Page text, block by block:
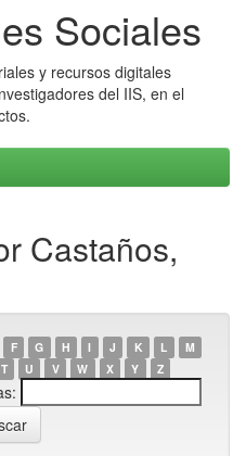
Sociales
y recursos digitales
del IIS, en el
Castaños,
F G H I J K L
M
T U V W X Y Z